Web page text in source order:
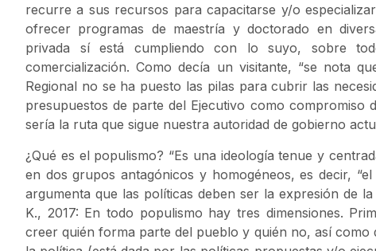
recurre a sus recursos para capacitarse y/o
ofrecer programas de maestría y doctorado en
privada sí está cumpliendo con lo suyo, sobre
comercialización. Como decía un visitante, “se nota
Regional no se ha puesto las pilas para cubrir las
presupuestos de parte del Ejecutivo como compromiso
sería la ruta que sigue nuestra autoridad de gobierno
¿Qué es el populismo? “Es una ideología tenue y
en dos grupos antagónicos y homogéneos, es decir,
argumenta que las políticas deben ser la expresión de
K., 2017: En todo populismo hay tres dimensiones.
creer quién forma parte del pueblo y quién no, así como